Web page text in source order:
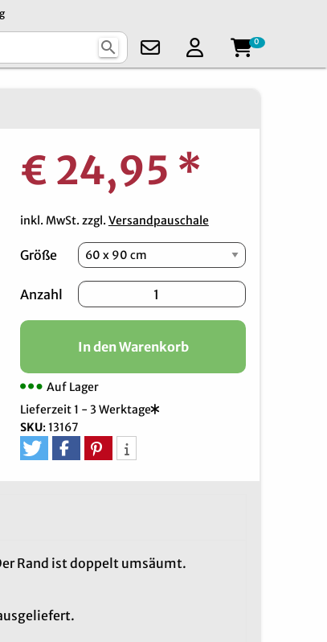
search 0
€ 24,95 *
inkl. MwSt. zzgl. Versandpauschale
Größe
Anzahl
In den Warenkorb
Auf Lager
Lieferzeit 1 - 3 Werktage
SKU: 13167
Rand ist doppelt umsäumt.